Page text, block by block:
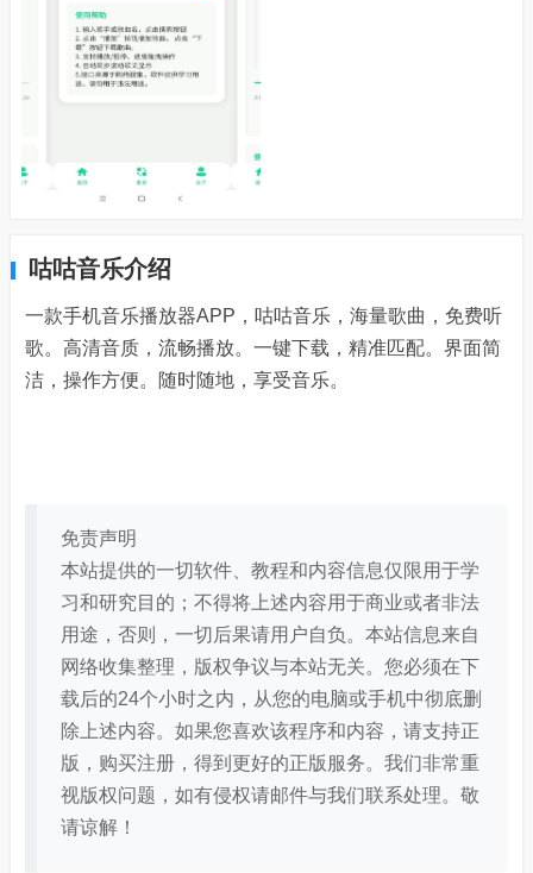
咕咕音乐介绍
一款手机音乐播放器APP，咕咕音乐，海量歌曲，免费听
歌。高清音质，流畅播放。一键下载，精准匹配。界面简
洁，操作方便。随时随地，享受音乐。
免责声明
本站提供的一切软件、教程和内容信息仅限用于学
习和研究目的；不得将上述内容用于商业或者非法
用途，否则，一切后果请用户自负。本站信息来自
网络收集整理，版权争议与本站无关。您必须在下
载后的24个小时之内，从您的电脑或手机中彻底删
除上述内容。如果您喜欢该程序和内容，请支持正
版，购买注册，得到更好的正版服务。我们非常重
视版权问题，如有侵权请邮件与我们联系处理。敬
请谅解！